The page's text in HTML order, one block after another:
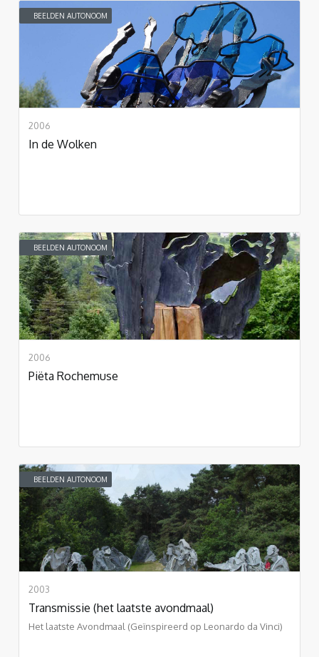
BEELDEN AUTONOOM
2006
In de Wolken
BEELDEN AUTONOOM
2006
Piëta Rochemuse
BEELDEN AUTONOOM
2003
Transmissie (het laatste avondmaal)
Het laatste Avondmaal (Geïnspireerd op Leonardo da Vinci)